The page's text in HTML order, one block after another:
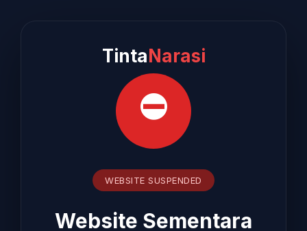
TintaNarasi
⛔
WEBSITE SUSPENDED
Website Sementara